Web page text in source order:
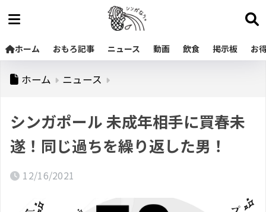
ホーム おもろ記事 ニュース 動画 飲食 掲示板 お
ホーム ニュース
シンガポール 未成年相手に買春未
遂！同じ過ちを繰り返した男！
12/16/2021